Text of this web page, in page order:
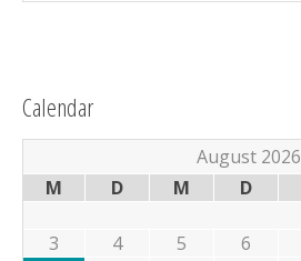
Calendar
August 2026
M
D M D
3
4 5 6